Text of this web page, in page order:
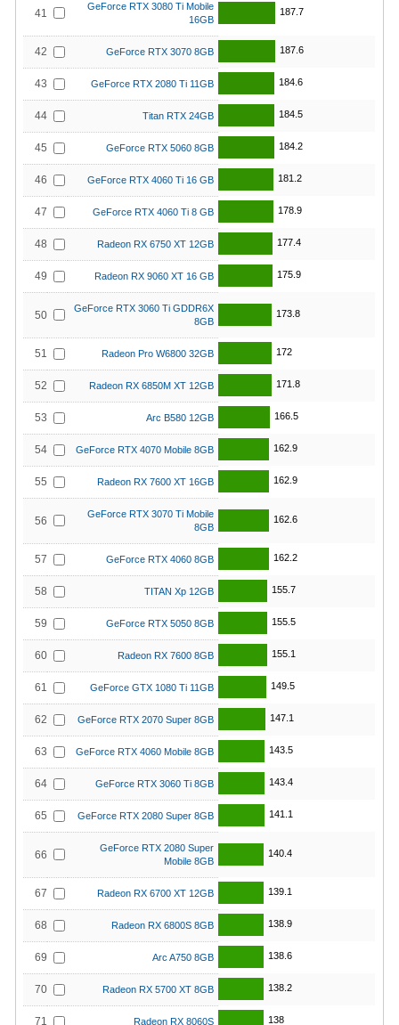
41
GeForce RTX 3080 Ti Mobile
16GB
187.7
42 GeForce RTX 3070 8GB 187.6
43 GeForce RTX 2080 Ti 11GB 184.6
44 Titan RTX 24GB 184.5
45 GeForce RTX 5060 8GB 184.2
46 GeForce RTX 4060 Ti 16 GB 181.2
47 GeForce RTX 4060 Ti 8 GB 178.9
48 Radeon RX 6750 XT 12GB 177.4
49 Radeon RX 9060 XT 16 GB 175.9
50
GeForce RTX 3060 Ti GDDR6X
8GB
173.8
51 Radeon Pro W6800 32GB 172
52 Radeon RX 6850M XT 12GB 171.8
53 Arc B580 12GB 166.5
54 GeForce RTX 4070 Mobile 8GB 162.9
55 Radeon RX 7600 XT 16GB 162.9
56
GeForce RTX 3070 Ti Mobile
8GB
162.6
57 GeForce RTX 4060 8GB 162.2
58 TITAN Xp 12GB 155.7
59 GeForce RTX 5050 8GB 155.5
60 Radeon RX 7600 8GB 155.1
61 GeForce GTX 1080 Ti 11GB 149.5
62 GeForce RTX 2070 Super 8GB 147.1
63 GeForce RTX 4060 Mobile 8GB 143.5
64 GeForce RTX 3060 Ti 8GB 143.4
65 GeForce RTX 2080 Super 8GB 141.1
66
GeForce RTX 2080 Super
Mobile 8GB
140.4
67 Radeon RX 6700 XT 12GB 139.1
68 Radeon RX 6800S 8GB 138.9
69 Arc A750 8GB 138.6
70 Radeon RX 5700 XT 8GB 138.2
71 Radeon RX 8060S 138